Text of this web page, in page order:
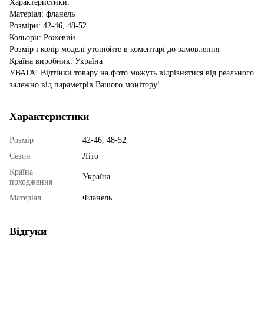
Характеристики:
Матеріал: фланель
Розміри: 42-46, 48-52
Кольори: Рожевий
Розмір і колір моделі утонюйте в коментарі до замовлення
Країна виробник: Україна
УВАГА! Відтінки товару на фото можуть відрізнятися від реального
залежно від параметрів Вашого монітору!
Характеристики
Розмір
42-46, 48-52
Сезон
Літо
Країна
походження
Україна
Матеріал Фланель
Відгуки